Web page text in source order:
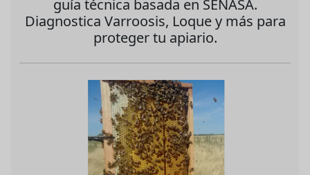
guía técnica basada en SENASA.
Diagnostica Varroosis, Loque y más para
proteger tu apiario.